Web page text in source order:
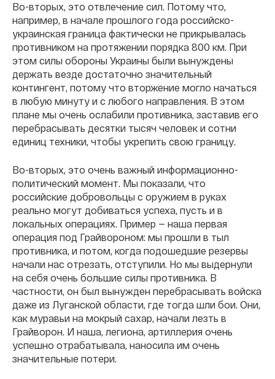
Во-вторых, это отвлечение сил. Потому что,
например, в начале прошлого года российско-
украинская граница фактически не прикрывалась
противником на протяжении порядка 800 км. При
этом силы обороны Украины были вынуждены
держать везде достаточно значительный
контингент, потому что вторжение могло начаться
в любую минуту и с любого направления. В этом
плане мы очень ослабили противника, заставив его
перебрасывать десятки тысяч человек и сотни
единиц техники, чтобы укрепить свою границу.
Во-вторых, это очень важный информационно-
политический момент. Мы показали, что
российские добровольцы с оружием в руках
реально могут добиваться успеха, пусть и в
локальных операциях. Пример — наша первая
операция под Грайвороном: мы прошли в тыл
противника, и потом, когда подошедшие резервы
начали нас отрезать, отступили. Но мы выдернули
на себя очень большие силы противника. В
частности, он был вынужден перебрасывать войска
даже из Луганской области, где тогда шли бои. Они,
как муравьи на мокрый сахар, начали лезть в
Грайворон. И наша, легиона, артиллерия очень
успешно отрабатывала, наносила им очень
значительные потери.